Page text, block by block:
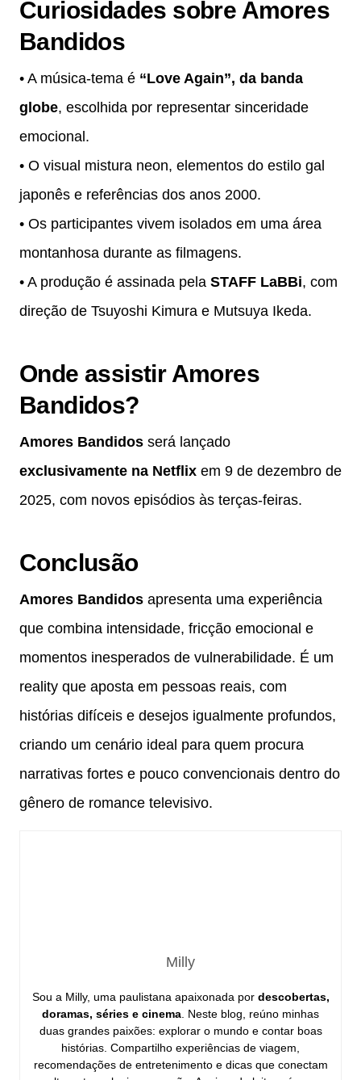
Curiosidades sobre Amores
Bandidos
• A música-tema é “Love Again”, da banda
globe, escolhida por representar sinceridade
emocional.
• O visual mistura neon, elementos do estilo gal
japonês e referências dos anos 2000.
• Os participantes vivem isolados em uma área
montanhosa durante as filmagens.
• A produção é assinada pela STAFF LaBBi, com
direção de Tsuyoshi Kimura e Mutsuya Ikeda.
Onde assistir Amores
Bandidos?
Amores Bandidos será lançado
exclusivamente na Netflix em 9 de dezembro de
2025, com novos episódios às terças-feiras.
Conclusão
Amores Bandidos apresenta uma experiência
que combina intensidade, fricção emocional e
momentos inesperados de vulnerabilidade. É um
reality que aposta em pessoas reais, com
histórias difíceis e desejos igualmente profundos,
criando um cenário ideal para quem procura
narrativas fortes e pouco convencionais dentro do
gênero de romance televisivo.
Milly
Sou a Milly, uma paulistana apaixonada por descobertas,
doramas, séries e cinema . Neste blog, reúno minhas
duas grandes paixões: explorar o mundo e contar boas
histórias. Compartilho experiências de viagem,
recomendações de entretenimento e dicas que conectam